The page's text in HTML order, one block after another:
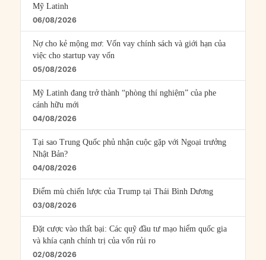
Mỹ Latinh
06/08/2026
Nợ cho kẻ mộng mơ: Vốn vay chính sách và giới hạn của
việc cho startup vay vốn
05/08/2026
Mỹ Latinh đang trở thành “phòng thí nghiệm” của phe
cánh hữu mới
04/08/2026
Tại sao Trung Quốc phủ nhận cuộc gặp với Ngoại trưởng
Nhật Bản?
04/08/2026
Điểm mù chiến lược của Trump tại Thái Bình Dương
03/08/2026
Đặt cược vào thất bại: Các quỹ đầu tư mạo hiểm quốc gia
và khía cạnh chính trị của vốn rủi ro
02/08/2026